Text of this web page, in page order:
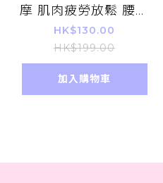
摩 肌肉疲勞放鬆 腰部
大腿 小腿運動健身恢
復 肩頸背酸痛
HK$130.00
HK$199.00
加入購物車